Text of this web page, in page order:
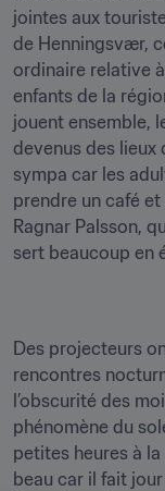
jointes aux
de Henningsvær,
ordinaire relative
enfants de la
jouent ensemble,
devenus des lieux
sympa car les
prendre un café
Ragnar Palsson,
sert beaucoup en
Des projecteurs
rencontres
l’obscurité des
phénomène du
petites heures à
beau car il fait